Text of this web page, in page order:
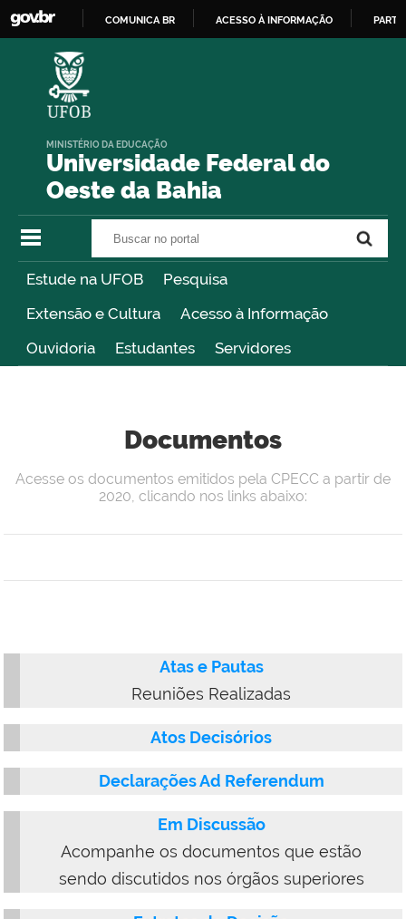
COMUNICA BR ACESSO À INFORMAÇÃO
Universidade Federal do
Oeste da Bahia
MINISTÉRIO DA EDUCAÇÃO
Estude na UFOB
Pesquisa
Extensão e Cultura
Acesso à Informação
Ouvidoria
Estudantes Servidores
Documentos
Acesse os documentos emitidos pela CPECC a partir de
2020, clicando nos links abaixo:
Atas e Pautas
Reuniões Realizadas
Atos Decisórios
Declarações Ad Referendum
Em Discussão
Acompanhe os documentos que estão
sendo discutidos nos órgãos superiores